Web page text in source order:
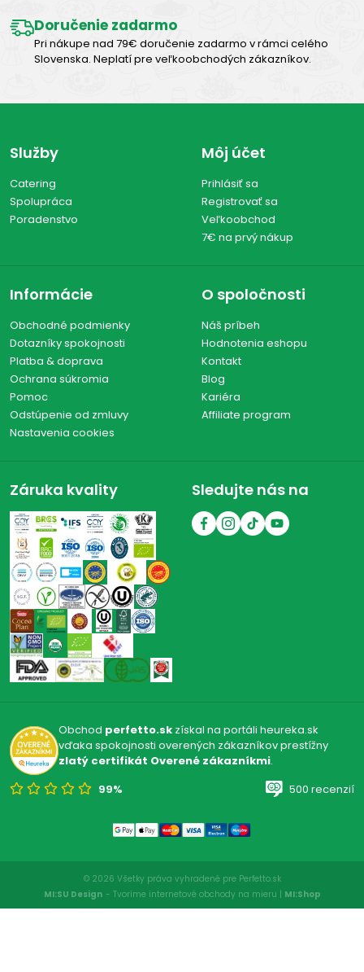
Doručenie zadarmo
Pri nákupe nad 79€ doručenie zadarmo v rámci celého
Slovenska. Neplatí pre veľkoobchodých zákazníkov.
Služby
Catering
Spolupráca
Poradenstvo
Môj účet
Prihlásiť sa
Registrovať sa
Veľkoobchod
7€ na prvý nákup
Informácie
Obchodné podmienky
Dotazníky spokojnosti
Platba & doprava
Ochrana súkromia
Pomoc
Odstúpenie od zmluvy
Nastavenia cookies
O spoločnosti
Náš príbeh
Hodnotenia eshopu
Kontakt
Blog
Kariéra
Affiliate program
Záruka kvality Sledujte nás na
Obchod perfetto.skzískal na portáli heureka.sk
vďaka spokojnosti overených zákazníkov prestížny
zlatý certifikát Overené zákazníkmi.
99%
500 recenzií
© 2026 Všetky práva vyhradené pre Perfetto.sk
MI:SU Design - Tvoríme internetové obchody na mieru | MI:Shop